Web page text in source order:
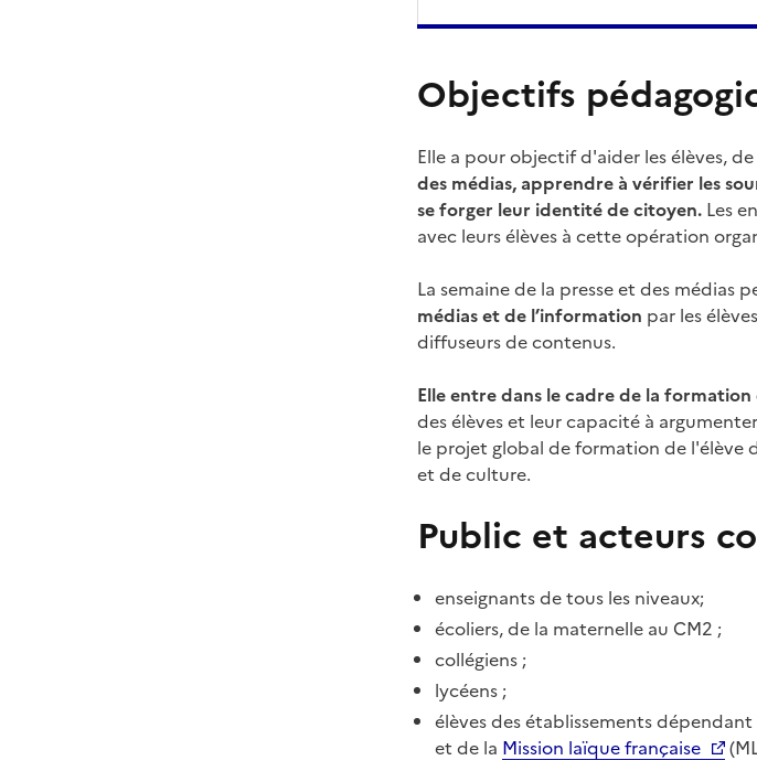
Objectifs
Elle a pour objectif d'aider les élèves,
des médias, apprendre à vérifier les
se forger leur identité de citoyen. Les
avec leurs élèves à cette opération
La semaine de la presse et des médias
médias et de l’information par les
diffuseurs de contenus.
Elle entre dans le cadre de la
des élèves et leur capacité à
le projet global de formation de l'élève
et de culture.
Public et acteurs
enseignants de tous les niveaux;
écoliers, de la maternelle au CM2 ;
collégiens ;
lycéens ;
élèves des établissements
et de la Mission laïque française